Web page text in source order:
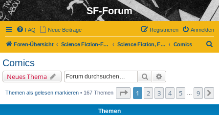
SF-Forum
FAQ Neue Beiträge Anmelden
Registrieren
Foren-Übersicht Science Fiction-Forum Science Fiction, Fantasy und Co. Comics
Comics
Neues Thema Suche
Themen als gelesen markieren• 167 Themen Seite von
1 2 3 4 5 9
Themen